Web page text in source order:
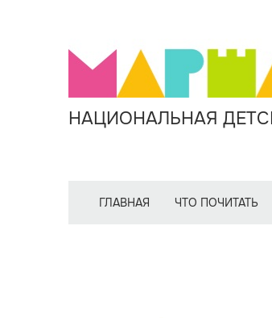
НАЦИОНАЛЬНАЯ
ГЛАВНАЯ ЧТО ПОЧИТАТЬ